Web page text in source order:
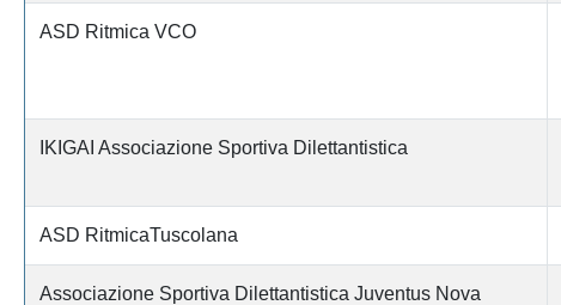
ASD Ritmica VCO
IKIGAI Associazione Sportiva Dilettantistica
ASD RitmicaTuscolana
Associazione Sportiva Dilettantistica Juventus Nova